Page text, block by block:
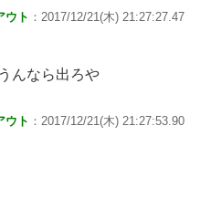
ウト ：2017/12/21(木) 21:27:27.47
んなら出ろや
ウト ：2017/12/21(木) 21:27:53.90